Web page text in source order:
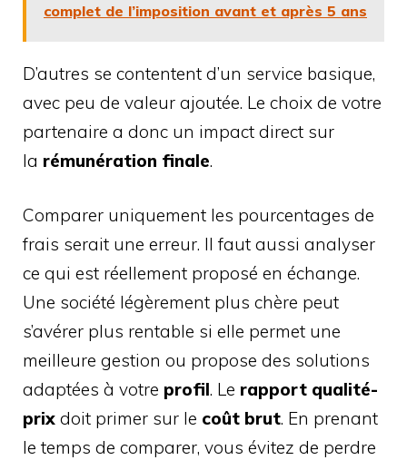
complet de l’imposition avant et après 5 ans
D’autres se contentent d’un service basique,
avec peu de valeur ajoutée. Le choix de votre
partenaire a donc un impact direct sur
la rémunération finale.
Comparer uniquement les pourcentages de
frais serait une erreur. Il faut aussi analyser
ce qui est réellement proposé en échange.
Une société légèrement plus chère peut
s’avérer plus rentable si elle permet une
meilleure gestion ou propose des solutions
adaptées à votre profil. Le rapport qualité-
prix doit primer sur le coût brut. En prenant
le temps de comparer, vous évitez de perdre